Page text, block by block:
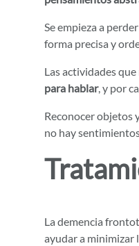
Se empieza a
forma precisa y
Las actividades
para hablar, y por
Reconocer objetos
no hay
La demencia
ayudar a minimizar